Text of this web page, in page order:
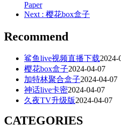
Paper
Next : 樱花box盒子
Recommend
鲨鱼live视频直播下载2024-
樱花box盒子2024-04-07
加特林聚合盒子2024-04-07
神话live卡密2024-04-07
久夜TV升级版2024-04-07
CATEGORIES